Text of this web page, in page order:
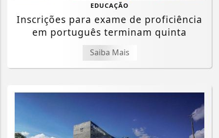
EDUCAÇÃO
Inscrições para exame de proficiência
em português terminam quinta
Saiba Mais